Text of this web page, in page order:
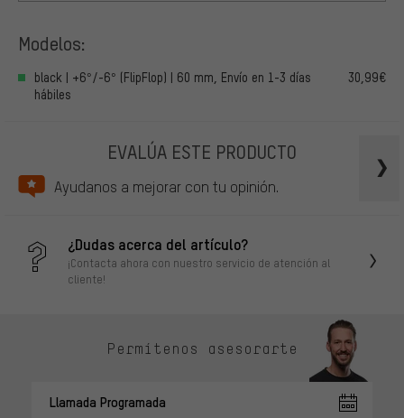
Modelos:
black | +6°/-6° (FlipFlop) | 60 mm, Envío en 1-3 días
hábiles
30,99€
EVALÚA ESTE PRODUCTO
Ayudanos a mejorar con tu opinión.
¿Dudas acerca del artículo?
¡Contacta ahora con nuestro servicio de atención al
cliente!
Permítenos asesorarte
Llamada Programada